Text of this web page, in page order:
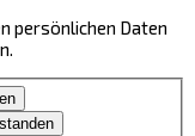
persönlichen Daten